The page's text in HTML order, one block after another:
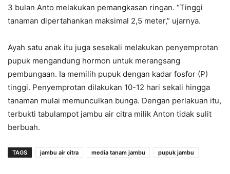
3 bulan Anto melakukan pemangkasan ringan. “Tinggi
tanaman dipertahankan maksimal 2,5 meter,” ujarnya.
Ayah satu anak itu juga sesekali melakukan penyemprotan
pupuk mengandung hormon untuk merangsang
pembungaan. Ia memilih pupuk dengan kadar fosfor (P)
tinggi. Penyemprotan dilakukan 10-12 hari sekali hingga
tanaman mulai memunculkan bunga. Dengan perlakuan itu,
terbukti tabulampot jambu air citra milik Anton tidak sulit
berbuah.
TAGS jambu air citra media tanam jambu pupuk jambu